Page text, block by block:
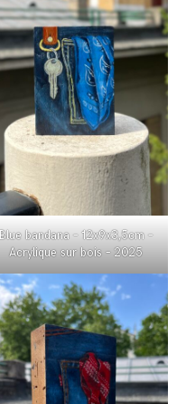
Blue bandana – 12x9x3,5cm –
Acrylique sur bois – 2025